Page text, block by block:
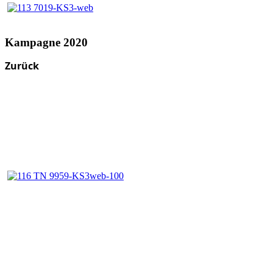
Kampagne 2020
Zurück